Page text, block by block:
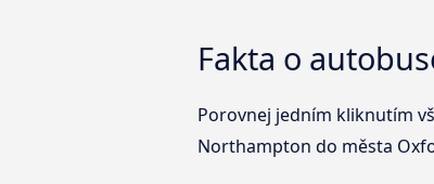
Fakta o
Porovnej jedním kliknutím
Northampton do města